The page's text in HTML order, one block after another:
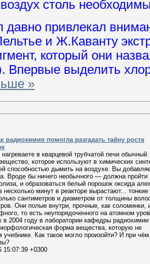
столь
привлекал
и Ж.Каванту
который они
Впервые выделить
»
радиохимия помогла разгадать тайну роста
в кварцевой трубчатой печи обычный
которое используют в химических
способностью дымить на воздухе. Вы
Вроде бы ничего необычного — должна пройти
и образоваться белый порошок оксида
несколько минут в реакторе вырастают...
сантиметров и диаметром от толщины
Они полые внутри, прочные, как соломинки,
то есть неупорядоченного на атомном
в 2004 году в лаборатории кафедры
форма вещества, которую не
Как такое могло произойти? И при
15:07:39 +0300